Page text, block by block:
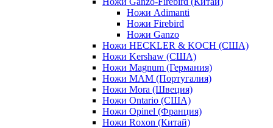
Ножи Adimanti
Ножи Firebird
Ножи Ganzo
Ножи HECKLER & KOCH (США)
Ножи Kershaw (США)
Ножи Magnum (Германия)
Ножи MAM (Португалия)
Ножи Mora (Швеция)
Ножи Ontario (США)
Ножи Opinel (Франция)
Ножи Roxon (Китай)